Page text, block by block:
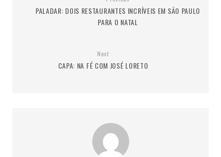
PALADAR: DOIS RESTAURANTES INCRÍVEIS EM SÃO PAULO
PARA O NATAL
Next
CAPA: NA FÉ COM JOSÉ LORETO